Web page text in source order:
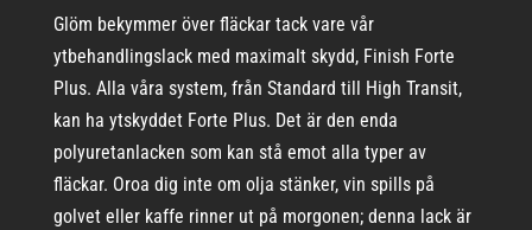
Glöm bekymmer över fläckar tack vare vår
ytbehandlingslack med maximalt skydd, Finish Forte
Plus. Alla våra system, från Standard till High Transit,
kan ha ytskyddet Forte Plus. Det är den enda
polyuretanlacken som kan stå emot alla typer av
fläckar. Oroa dig inte om olja stänker, vin spills på
golvet eller kaffe rinner ut på morgonen; denna lack är